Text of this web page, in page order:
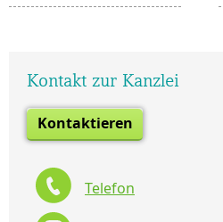
Kontakt zur Kanzlei
Kontaktieren
Telefon